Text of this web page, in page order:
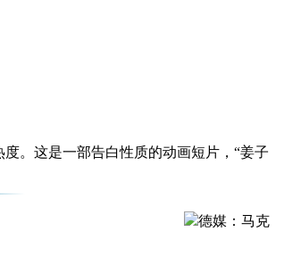
。这是一部告白性质的动画短片，“姜子
德媒：马克